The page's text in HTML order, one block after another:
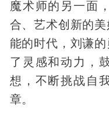
魔术师的另一面
合、艺术创新的
能的时代，刘谦
了灵感和动力，
想，不断挑战自
章。